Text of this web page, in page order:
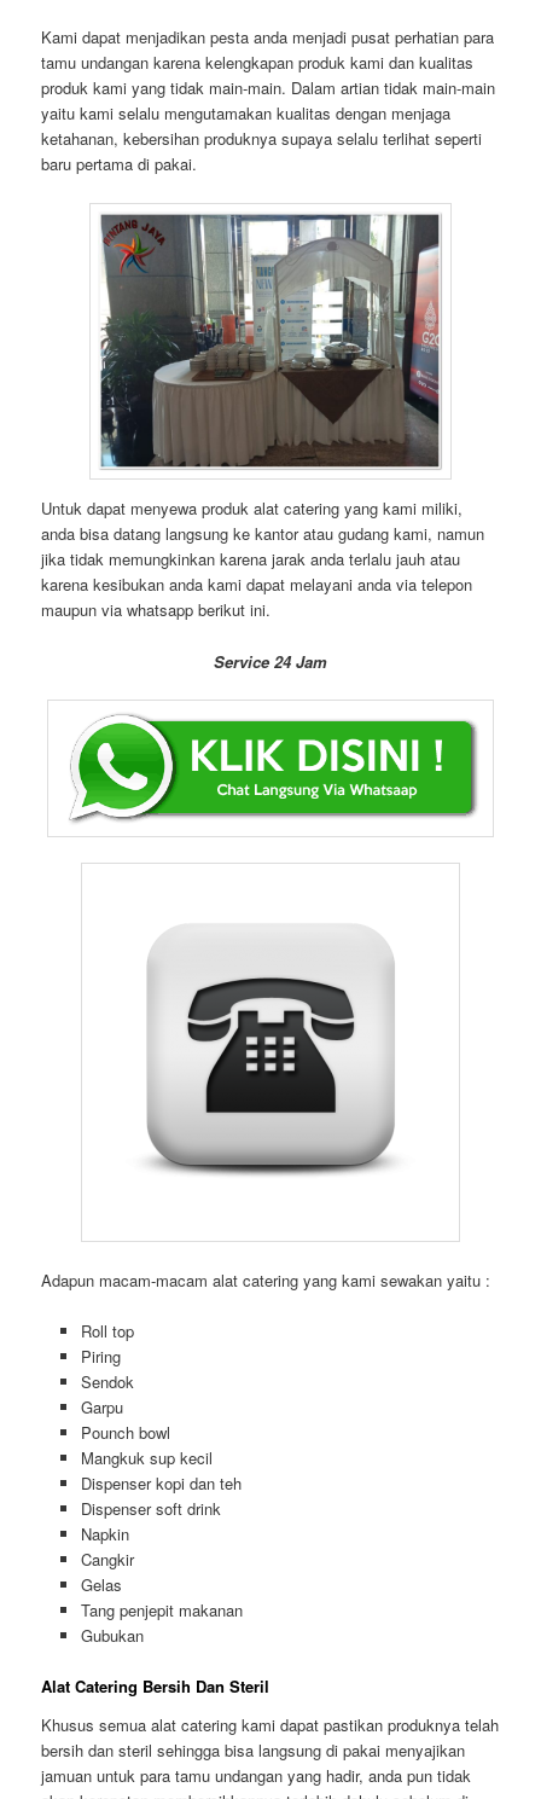
Kami dapat menjadikan pesta anda menjadi pusat perhatian para
tamu undangan karena kelengkapan produk kami dan kualitas
produk kami yang tidak main-main. Dalam artian tidak main-main
yaitu kami selalu mengutamakan kualitas dengan menjaga
ketahanan, kebersihan produknya supaya selalu terlihat seperti
baru pertama di pakai.
Untuk dapat menyewa produk alat catering yang kami miliki,
anda bisa datang langsung ke kantor atau gudang kami, namun
jika tidak memungkinkan karena jarak anda terlalu jauh atau
karena kesibukan anda kami dapat melayani anda via telepon
maupun via whatsapp berikut ini.
Service 24 Jam
Adapun macam-macam alat catering yang kami sewakan yaitu :
Roll top
Piring
Sendok
Garpu
Pounch bowl
Mangkuk sup kecil
Dispenser kopi dan teh
Dispenser soft drink
Napkin
Cangkir
Gelas
Tang penjepit makanan
Gubukan
Alat Catering Bersih Dan Steril
Khusus semua alat catering kami dapat pastikan produknya telah
bersih dan steril sehingga bisa langsung di pakai menyajikan
jamuan untuk para tamu undangan yang hadir, anda pun tidak